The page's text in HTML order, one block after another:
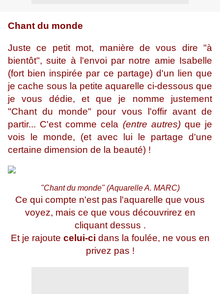
Chant du monde
Juste ce petit mot, manière de vous dire "à
bientôt", suite à l'envoi par notre amie Isabelle
(fort bien inspirée par ce partage) d'un lien que
je cache sous la petite aquarelle ci-dessous que
je vous dédie, et que je nomme justement
"Chant du monde" pour vous l'offir avant de
partir... C'est comme cela (entre autres)que je
vois le monde, (et avec lui le partage d'une
certaine dimension de la beauté) !
"Chant du monde" (Aquarelle A. MARC)
Ce qui compte n'est pas l'aquarelle que vous
voyez, mais ce que vous découvrirez en
cliquant dessus .
Et je rajoute celui-ci dans la foulée, ne vous en
privez pas !